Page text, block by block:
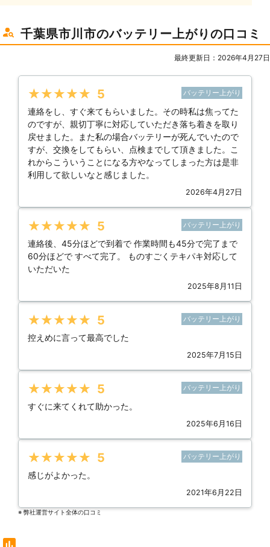
千葉県市川市のバッテリー上がりの口コミ
最終更新日：2026年4月27日
★★★★★ 5 バッテリー上がり
連絡をし、すぐ来てもらいました。その時私は焦ってた
のですが、親切丁寧に対応していただき落ち着きを取り
戻せました。また私の場合バッテリーが死んでいたので
すが、交換をしてもらい、点検までして頂きました。こ
れからこういうことになる方やなってしまった方は是非
利用して欲しいなと感じました。
2026年4月27日
★★★★★ 5 バッテリー上がり
連絡後、45分ほどで到着で 作業時間も45分で完了まで
60分ほどで すべて完了。 ものすごくテキパキ対応して
いただいた
2025年8月11日
★★★★★ 5 バッテリー上がり
控えめに言って最高でした
2025年7月15日
★★★★★ 5 バッテリー上がり
すぐに来てくれて助かった。
2025年6月16日
★★★★★ 5 バッテリー上がり
感じがよかった。
2021年6月22日
※ 弊社運営サイト全体の⼝コミ